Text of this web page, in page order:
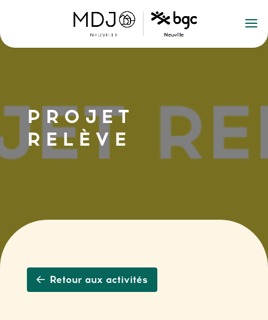
PROJET
RELÈVE
Retour aux activités